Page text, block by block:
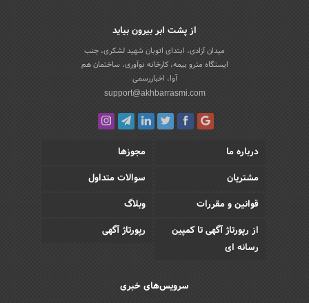
از پشت ابر بیرون بیاید
میدان آزادی، ابتدای اتوبان شهید لشکری، جنب
ایستگاه مترو بیمه، کارخانه نوآوری، ساختمان هم
آوا، اخباررسمی
support@akhbarrasmi.com
درباره ما
مجوزها
مشتریان
سوالات متداول
قوانین و مقررات
وبلاگ
از رپورتاژ آگهی تا کمپین
رسانه ای
رپورتاژ آگهی
سرویس‌های خبری